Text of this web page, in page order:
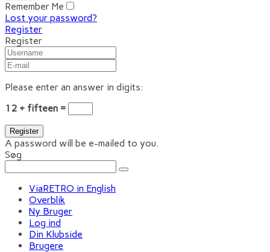
Remember Me
Lost your password?
Register
Register
Please enter an answer in digits:
12 + fifteen =
A password will be e-mailed to you.
Søg
ViaRETRO in English
Overblik
Ny Bruger
Log ind
Din Klubside
Brugere